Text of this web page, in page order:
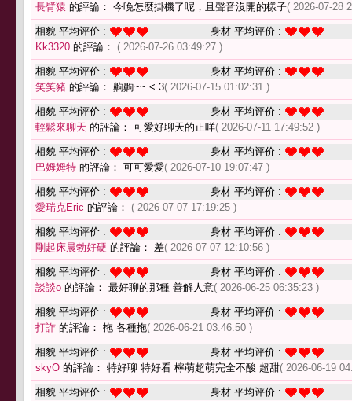
長臂猿 的評論： 今晚怎麼掛機了呢，且聲音沒開的樣子( 2026-07-28
相貌 平均评价 :
身材 平均评价 :
Kk3320 的評論： ( 2026-07-26 03:49:27 )
相貌 平均评价 :
身材 平均评价 :
笑笑豬 的評論： 齁齁~~ < 3( 2026-07-15 01:02:31 )
相貌 平均评价 :
身材 平均评价 :
輕鬆來聊天 的評論： 可愛好聊天的正咩( 2026-07-11 17:49:52 )
相貌 平均评价 :
身材 平均评价 :
巴姆姆特 的評論： 可可愛愛( 2026-07-10 19:07:47 )
相貌 平均评价 :
身材 平均评价 :
愛瑞克Eric 的評論： ( 2026-07-07 17:19:25 )
相貌 平均评价 :
身材 平均评价 :
剛起床晨勃好硬 的評論： 差( 2026-07-07 12:10:56 )
相貌 平均评价 :
身材 平均评价 :
談談o 的評論： 最好聊的那種 善解人意( 2026-06-25 06:35:23 )
相貌 平均评价 :
身材 平均评价 :
打詐 的評論： 拖 各種拖( 2026-06-21 03:46:50 )
相貌 平均评价 :
身材 平均评价 :
skyO 的評論： 特好聊 特好看 檸萌超萌完全不酸 超甜( 2026-06-19
相貌 平均评价 :
身材 平均评价 :